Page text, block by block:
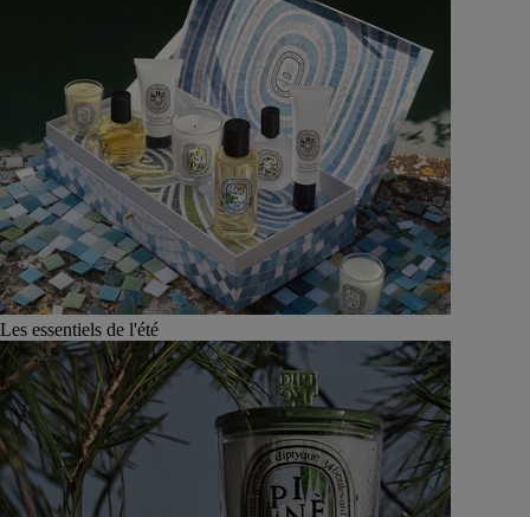
Les essentiels de l'été